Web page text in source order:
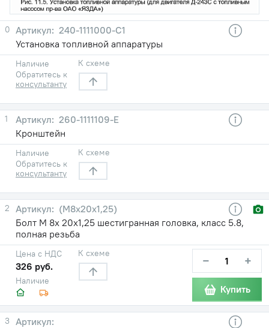
0
240-1111000-С1
Установка топливной аппаратуры
Наличие
Обратитесь к
консультанту
К схеме
1
260-1111109-Е
Кронштейн
Наличие
Обратитесь к
консультанту
К схеме
2
(М8х20х1,25)
Болт М 8х 20х1,25 шестигранная головка, класс 5.8,
полная резьба
Наличие
Цена с НДС
326 руб.
К схеме − +
Купить
3